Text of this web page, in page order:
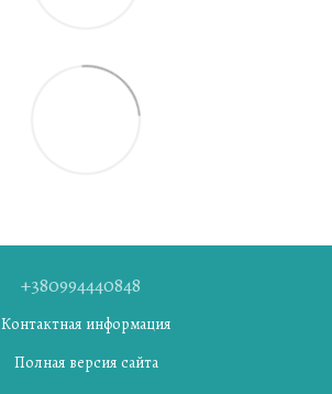
+380994440848
Контактная информация
Полная версия сайта